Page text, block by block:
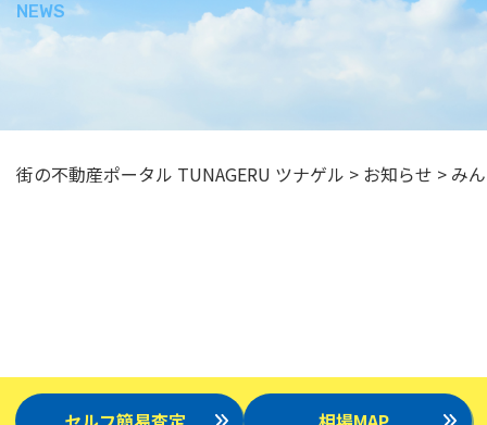
プライバシーポリシー
NEWS
街の不動産ポータル TUNAGERU ツナゲル > お知らせ > み